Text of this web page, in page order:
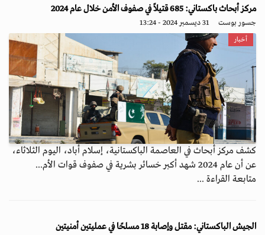
مركز أبحاث باكستاني: 685 قتيلاً في صفوف الأمن خلال عام 2024
جسور بوست 31 ديسمبر 2024 - 13:24
أخبار
كشف مركز أبحاث في العاصمة الباكستانية، إسلام أباد، اليوم الثلاثاء،
عن أن عام 2024 شهد أكبر خسائر بشرية في صفوف قوات الأم...
متابعة القراءة ...
الجيش الباكستاني: مقتل وإصابة 18 مسلحًا في عمليتين أمنيتين